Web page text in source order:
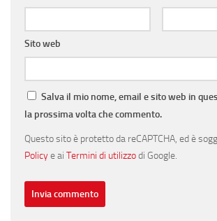
Sito web
Salva il mio nome, email e sito web in
la prossima volta che commento.
Questo sito è protetto da reCAPTCHA, ed è
Policye ai Termini di utilizzodi Google.